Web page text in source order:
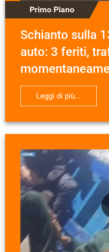
Primo Piano
Schianto sulla
auto: 3 feriti,
Leggi di più...